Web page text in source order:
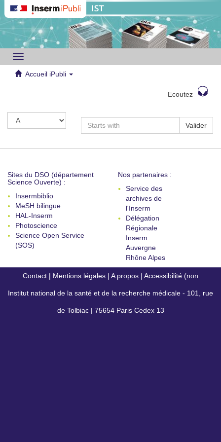
Toggle
navigation
Accueil iPubli
Ecoutez
Valider
Sites du DSO (département
Science Ouverte) :
Insermbiblio
MeSH bilingue
HAL-Inserm
Photoscience
Science Open Service
(SOS)
Nos partenaires :
Service des
archives de
l'Inserm
Délégation
Régionale
Inserm
Auvergne
Rhône Alpes
Contact | Mentions légales | A propos | Accessibilité (non
conforme)
Institut national de la santé et de la recherche médicale - 101, rue
de Tolbiac | 75654 Paris Cedex 13